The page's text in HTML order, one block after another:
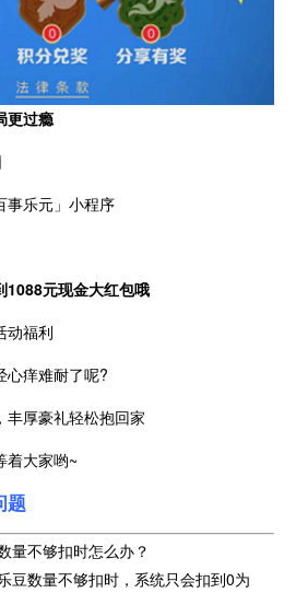
更过瘾
乐元」小程序
1088元现金大红包哦
福利
痒难耐了呢?
厚豪礼轻松抱回家
大家哟~
题
量不够扣时怎么办？
豆数量不够扣时，系统只会扣到0为